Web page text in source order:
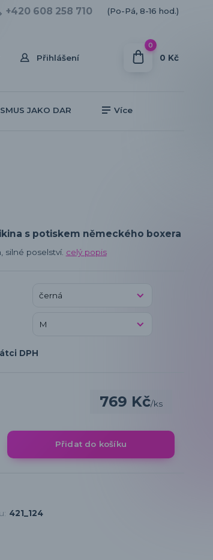
Přihlášení
+420 608 258 710 (Po-Pá, 8-16 hod.)
0
0 Kč
JAKO DAR Více
s potiskem německého boxera
silné poselství. celý popis
DPH
769 Kč/ks
Přidat do košíku
421_124